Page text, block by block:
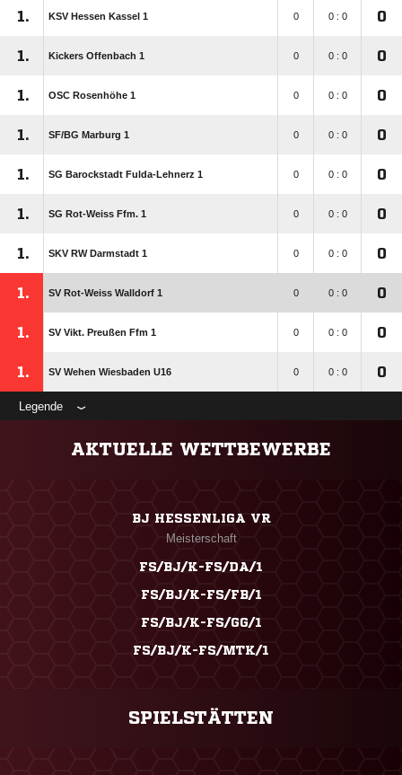
1. KSV Hessen Kassel 1 0 0 : 0 0
1. Kickers Offenbach 1 0 0 : 0 0
1. OSC Rosenhöhe 1 0 0 : 0 0
1. SF/​BG Marburg 1 0 0 : 0 0
1. SG Barockstadt Fulda-Lehnerz 1 0 0 : 0 0
1. SG Rot-Weiss Ffm. 1 0 0 : 0 0
1. SKV RW Darmstadt 1 0 0 : 0 0
1. SV Rot-Weiss Walldorf 1 0 0 : 0 0
1. SV Vikt. Preußen Ffm 1 0 0 : 0 0
1. SV Wehen Wiesbaden U16 0 0 : 0 0
Legende
AKTUELLE WETTBEWERBE
BJ HESSENLIGA VR
Meisterschaft
FS/BJ/K-FS/DA/1
FS/BJ/K-FS/FB/1
FS/BJ/K-FS/GG/1
FS/BJ/K-FS/MTK/1
SPIELSTÄTTEN